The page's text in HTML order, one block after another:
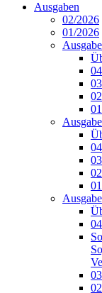
Ausgaben
02/2026
01/2026